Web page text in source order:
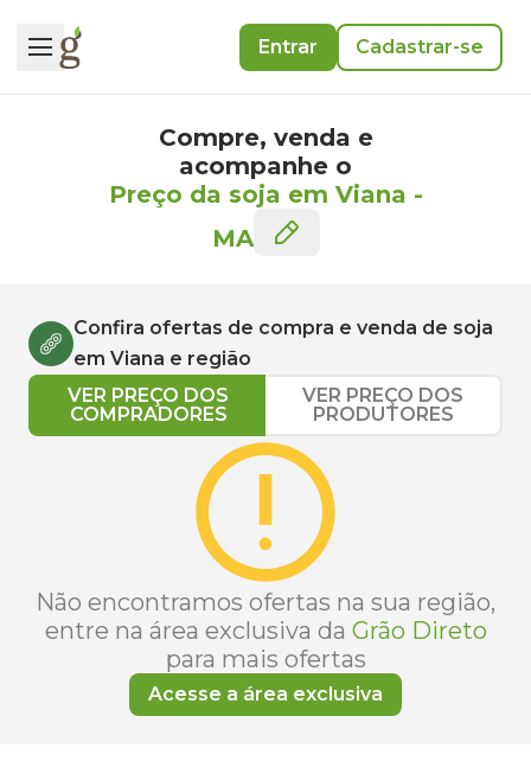
Entrar Cadastrar-se
Compre, venda e
acompanhe o
Preço da soja em Viana -
MA
Confira ofertas de compra e venda de soja
em Viana e região
VER PREÇO DOS
COMPRADORES
VER PREÇO DOS
PRODUTORES
Não encontramos ofertas na sua região,
entre na área exclusiva da Grão Direto
para mais ofertas
Acesse a área exclusiva